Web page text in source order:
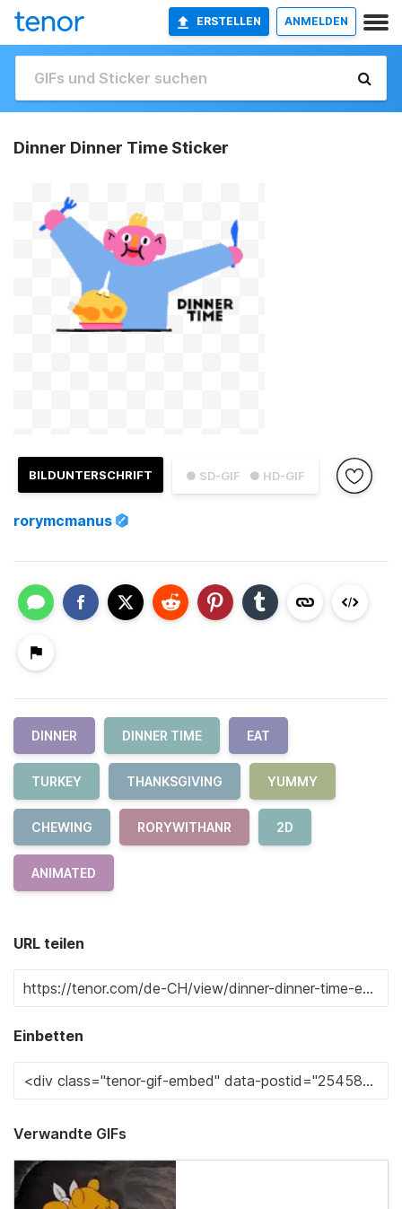
ERSTELLEN ANMELDEN
Dinner Dinner Time Sticker
● SD-GIF ● HD-GIF
BILDUNTERSCHRIFT
rorymcmanus
DINNER DINNER TIME EAT
TURKEY THANKSGIVING YUMMY
CHEWING RORYWITHANR 2D
ANIMATED
URL teilen
Einbetten
Verwandte GIFs